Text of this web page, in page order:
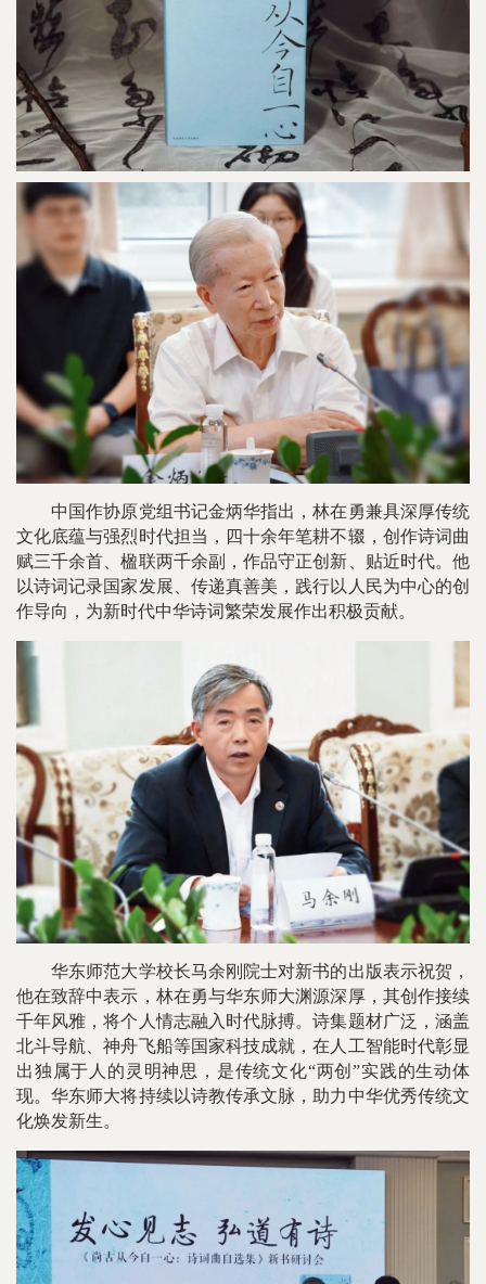
中国作协原党组书记金炳华指出，林在勇兼具深厚传统
文化底蕴与强烈时代担当，四十余年笔耕不辍，创作诗词曲
赋三千余首、楹联两千余副，作品守正创新、贴近时代。他
以诗词记录国家发展、传递真善美，践行以人民为中心的创
作导向，为新时代中华诗词繁荣发展作出积极贡献。
华东师范大学校长马余刚院士对新书的出版表示祝贺，
他在致辞中表示，林在勇与华东师大渊源深厚，其创作接续
千年风雅，将个人情志融入时代脉搏。诗集题材广泛，涵盖
北斗导航、神舟飞船等国家科技成就，在人工智能时代彰显
出独属于人的灵明神思，是传统文化“两创”实践的生动体
现。华东师大将持续以诗教传承文脉，助力中华优秀传统文
化焕发新生。